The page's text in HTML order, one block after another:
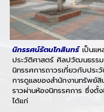
นิทรรศน์รัตนโกสินทร์เป็นแห
ประวัติศาสตร์ ศิลปวัฒนธรร
นิทรรศการถาวรเกี่ยวกับประ
การดูแลของสำนักงานทรัพย์สิ
ราวผ่านห้องนิทรรศการ ซึ่ง
ได้แก่